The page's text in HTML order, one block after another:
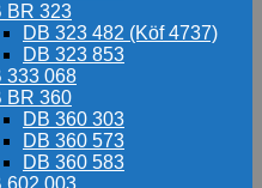
BR 323
DB 323 482 (Köf 4737)
DB 323 853
333 068
BR 360
DB 360 303
DB 360 573
DB 360 583
602 003